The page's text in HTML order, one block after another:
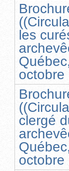
les
octobre
clergé
octobre